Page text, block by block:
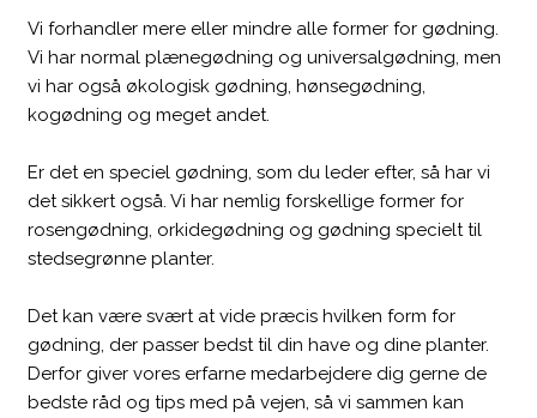
Vi forhandler mere eller mindre alle former for gødning.
Vi har normal plænegødning og universalgødning, men
vi har også økologisk gødning, hønsegødning,
kogødning og meget andet.
Er det en speciel gødning, som du leder efter, så har vi
det sikkert også. Vi har nemlig forskellige former for
rosengødning, orkidegødning og gødning specielt til
stedsegrønne planter.
​Det kan være svært at vide præcis hvilken form for
gødning, der passer bedst til din have og dine planter.
Derfor giver vores erfarne medarbejdere dig gerne de
bedste råd og tips med på vejen, så vi sammen kan